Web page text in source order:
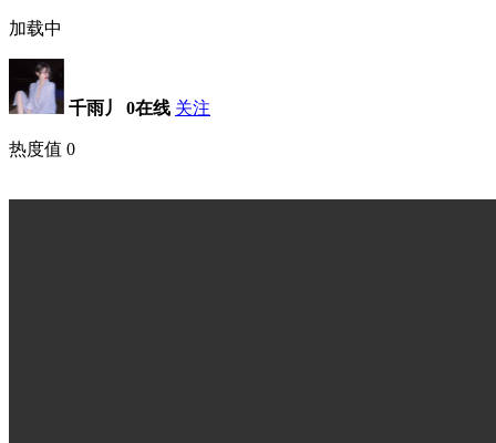
加载中
千雨丿 0在线 关注
热度值 0